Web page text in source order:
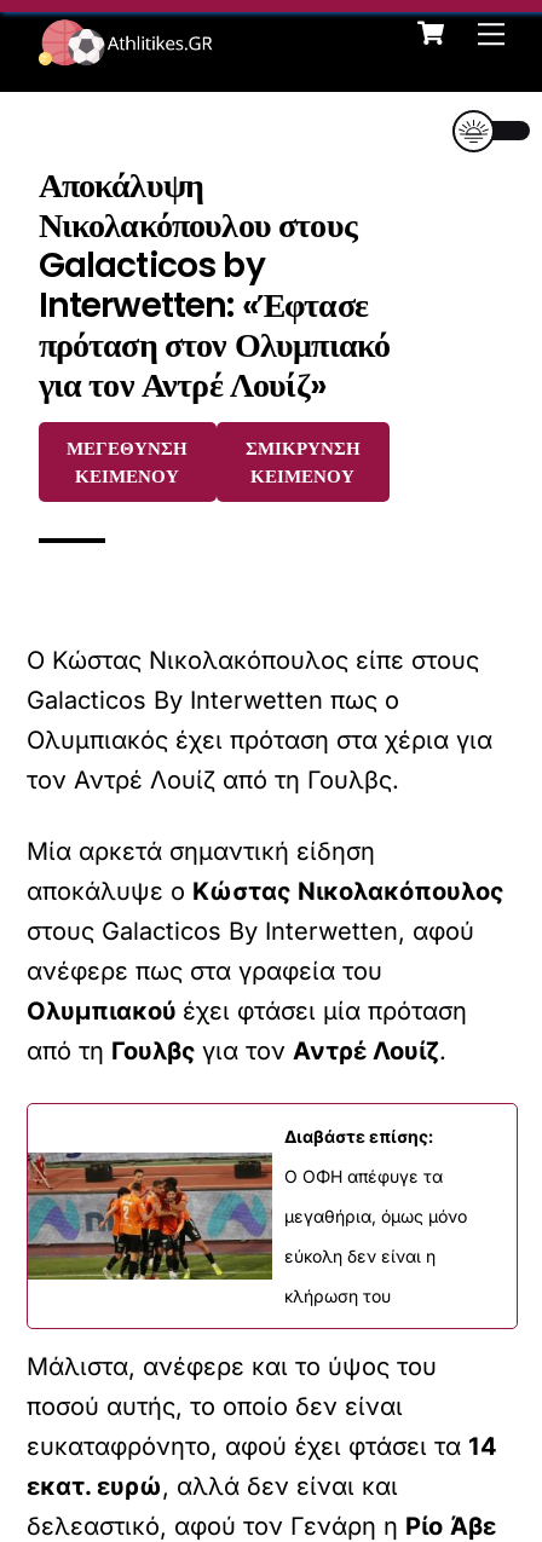
Skip
content
Cart
Αποκάλυψη
Νικολακόπουλου στους
Galacticos by
Interwetten: «Έφτασε
πρόταση στον Ολυμπιακό
για τον Αντρέ Λουίζ»
ΜΕΓΕΘΥΝΣΗ
ΚΕΙΜΕΝΟΥ
ΣΜΙΚΡΥΝΣΗ
ΚΕΙΜΕΝΟΥ
Ο Κώστας Νικολακόπουλος είπε στους
Galacticos By Interwetten πως ο
Ολυμπιακός έχει πρόταση στα χέρια για
τον Αντρέ Λουίζ από τη Γουλβς.
Μία αρκετά σημαντική είδηση
αποκάλυψε ο Κώστας Νικολακόπουλος
στους Galacticos By Interwetten, αφού
ανέφερε πως στα γραφεία του
Ολυμπιακού έχει φτάσει μία πρόταση
από τη Γουλβςγια τονΑντρέ Λουίζ.
Διαβάστε επίσης:
Ο ΟΦΗ απέφυγε τα
μεγαθήρια, όμως μόνο
εύκολη δεν είναι η
κλήρωση του
Μάλιστα, ανέφερε και το ύψος του
ποσού αυτής, το οποίο δεν είναι
ευκαταφρόνητο, αφού έχει φτάσει τα 14
εκατ. ευρώ, αλλά δεν είναι και
δελεαστικό, αφού τον Γενάρη η Ρίο Άβε